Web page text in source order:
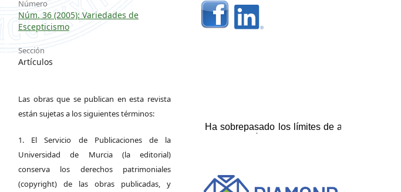
Número
Núm. 36 (2005): Variedades de
Escepticismo
Sección
Artículos
Las obras que se publican en esta revista
están sujetas a los siguientes términos:
1. El Servicio de Publicaciones de la
Universidad de Murcia (la editorial)
conserva los derechos patrimoniales
(copyright) de las obras publicadas, y